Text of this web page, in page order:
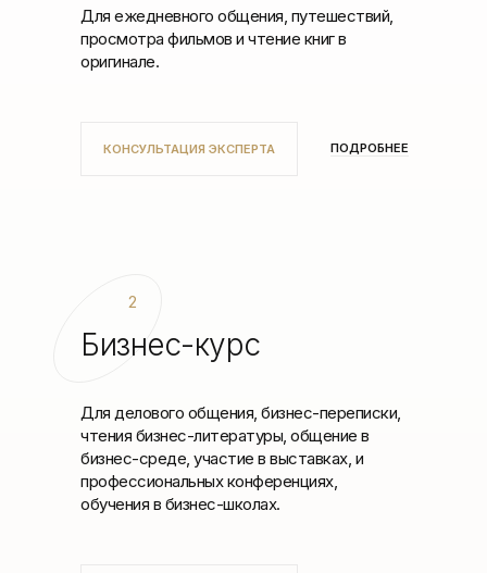
Для ежедневного общения, путешествий,
просмотра фильмов и чтение книг в
оригинале.
КОНСУЛЬТАЦИЯ ЭКСПЕРТА ПОДРОБНЕЕ
2
Бизнес-курс
Для делового общения, бизнес-переписки,
чтения бизнес-литературы, общение в
бизнес-среде, участие в выставках, и
профессиональных конференциях,
обучения в бизнес-школах.